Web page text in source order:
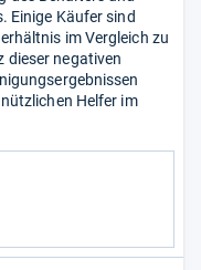
Einige Käufer sind
im Vergleich zu
dieser negativen
Helfer im